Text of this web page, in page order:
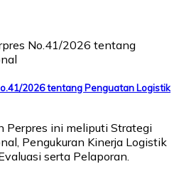
2026 tentang Penguatan Logistik
Perpres ini meliputi Strategi
Pengukuran Kinerja Logistik
serta Pelaporan.